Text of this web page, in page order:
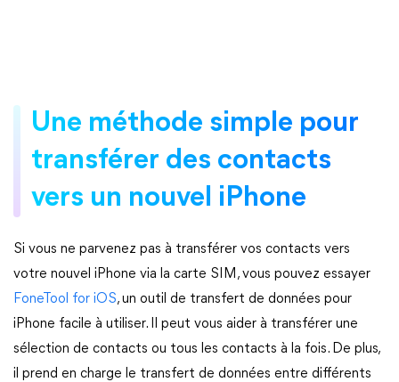
Une méthode simple pour
transférer des contacts
vers un nouvel iPhone
Si vous ne parvenez pas à transférer vos contacts vers
votre nouvel iPhone via la carte SIM, vous pouvez essayer
FoneTool for iOS, un outil de transfert de données pour
iPhone facile à utiliser. Il peut vous aider à transférer une
sélection de contacts ou tous les contacts à la fois. De plus,
il prend en charge le transfert de données entre différents